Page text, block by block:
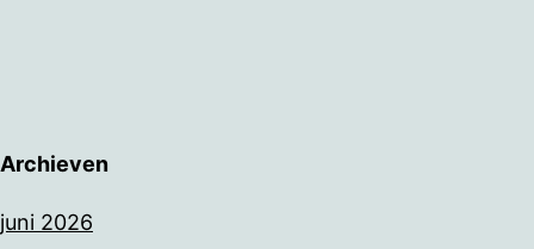
Archieven
juni 2026